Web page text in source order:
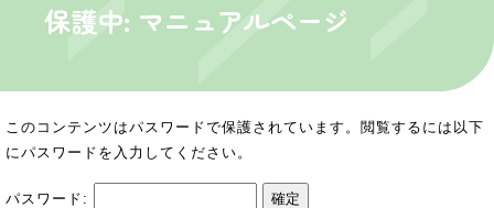
保護中: マニュアルページ
このコンテンツはパスワードで保護されています。閲覧するには以下
にパスワードを入力してください。
パスワード: